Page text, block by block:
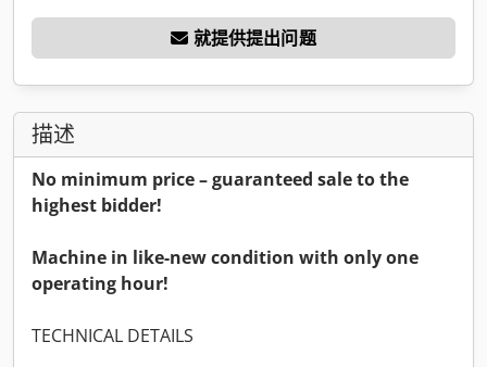
就提供提出问题
描述
No minimum price – guaranteed sale to the
highest bidder!
Machine in like-new condition with only one
operating hour!
TECHNICAL DETAILS